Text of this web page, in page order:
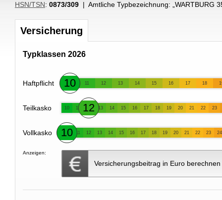
HSN/TSN: 0873/309 | Amtliche Typbezeichnung: „ WARTBURG
Versicherung
Typklassen 2026
Haftpflicht 10 11 12 13 14 15 16 17 18
Teilkasko 10 11 12 13 14 15 16 17 18 19 20 21 22 23
Vollkasko 10 11 12 13 14 15 16 17 18 19 20 21 22 23 24
Anzeigen:
Versicherungsbeitrag in Euro berechnen